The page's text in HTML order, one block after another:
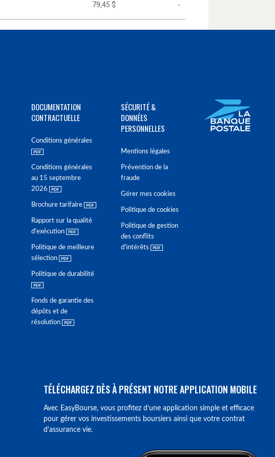
79,45 $ -
DOCUMENTATION
CONTRACTUELLE
Conditions générales
Conditions générales
au 15 septembre
2026
Brochure tarifaire
Rapport sur la qualité
d'exécution
Politique de meilleure
sélection
Politique de durabilité
Fonds de garantie des
dépôts et de
résolution
SÉCURITÉ &
DONNÉES
PERSONNELLES
Mentions légales
Prévention de la
fraude
Gérer mes cookies
Politique de cookies
Politique de gestion
des conflits
d'intérêts
TÉLÉCHARGEZ DÈS À PRÉSENT NOTRE APPLICATION MOBILE
Avec EasyBourse, vous profitez d’une application simple et efficace
pour gérer vos investissements boursiers ainsi que votre contrat
d’assurance vie.